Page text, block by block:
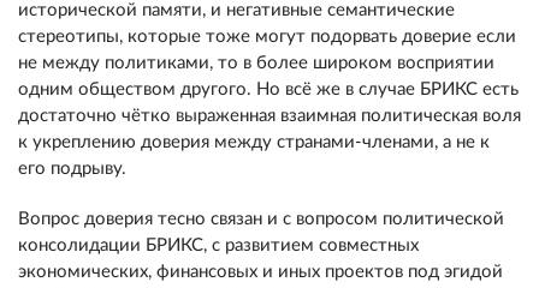
исторической памяти, и негативные семантические
стереотипы, которые тоже могут подорвать доверие если
не между политиками, то в более широком восприятии
одним обществом другого. Но всё же в случае БРИКС есть
достаточно чётко выраженная взаимная политическая воля
к укреплению доверия между странами-членами, а не к
его подрыву.
Вопрос доверия тесно связан и с вопросом политической
консолидации БРИКС, с развитием совместных
экономических, финансовых и иных проектов под эгидой